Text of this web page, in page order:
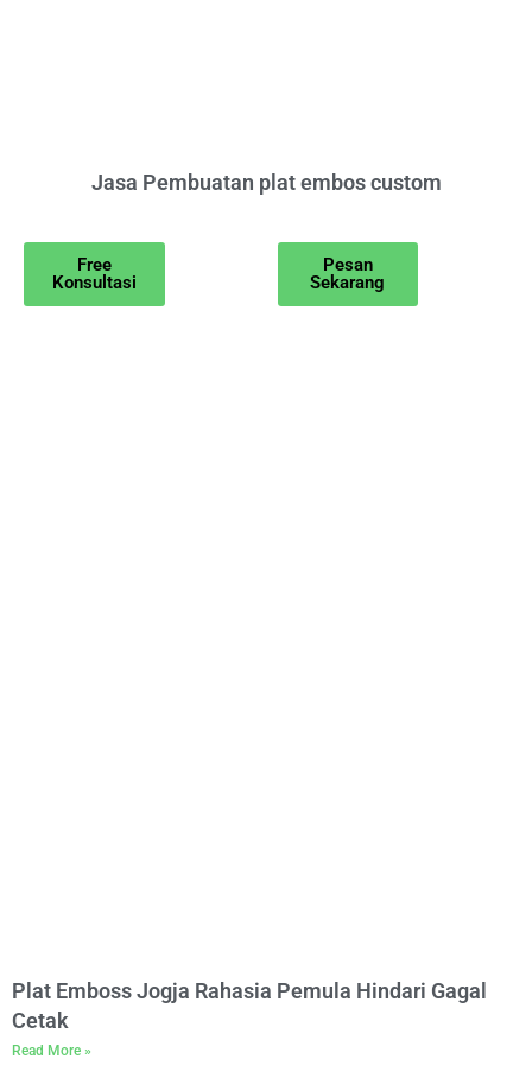
Jasa Pembuatan plat embos custom
Free
Konsultasi
Pesan
Sekarang
Plat Emboss Jogja Rahasia Pemula Hindari Gagal
Cetak
Read More »